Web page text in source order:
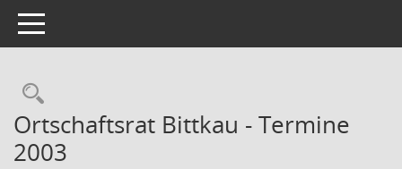
Toggle navigation
Rechercheauswahl
Ortschaftsrat Bittkau - Termine
2003